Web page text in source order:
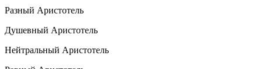
Разный Аристотель
Душевный Аристотель
Нейтральный Аристотель